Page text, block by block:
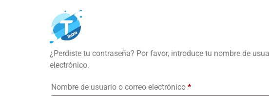
Contraseña
¿Perdiste tu contraseña? Por favor, introduce tu nombre de
electrónico.
Nombre de usuario o correo electrónico *